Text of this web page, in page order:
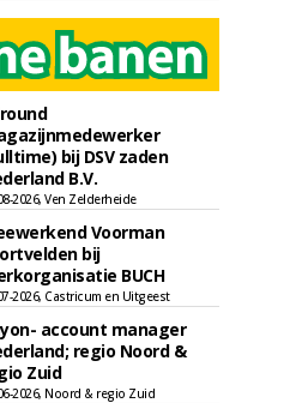
bij DSV zaden
B.V.
2026, Ven Zelderheide
Voorman
bij
BUCH
2026, Castricum en Uitgeest
account manager
regio Noord &
Zuid
2026, Noord & regio Zuid